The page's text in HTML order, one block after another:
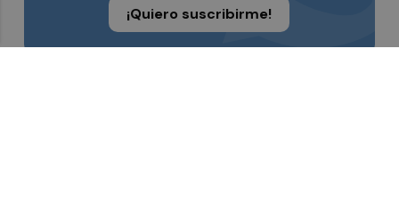
¡Quiero suscribirme!